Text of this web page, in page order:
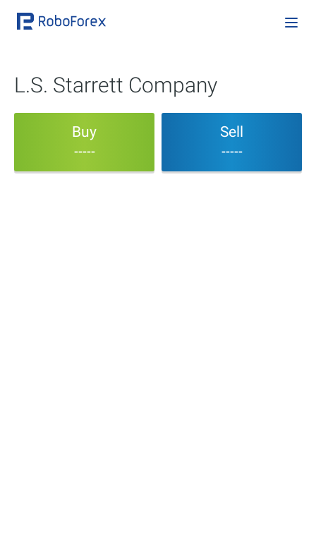
L.S. Starrett Company
Buy
-----
Sell
-----